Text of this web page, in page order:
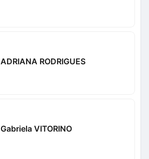
ADRIANA RODRIGUES
Gabriela VITORINO